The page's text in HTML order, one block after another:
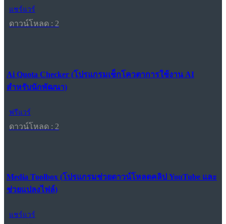
แชร์แวร์
ดาวน์โหลด : 2
Ai Quota Checker (โปรแกรมเช็กโควตาการใช้งาน AI
สำหรับนักพัฒนา)
ฟรีแวร์
ดาวน์โหลด : 2
Media Toolbox (โปรแกรมช่วยดาวน์โหลดคลิป YouTube และ
ช่วยแปลงไฟล์)
แชร์แวร์